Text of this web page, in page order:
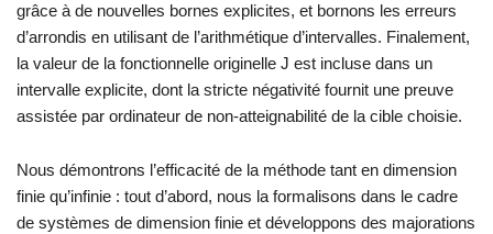
grâce à de nouvelles bornes explicites, et bornons les erreurs
d’arrondis en utilisant de l’arithmétique d’intervalles. Finalement,
la valeur de la fonctionnelle originelle J est incluse dans un
intervalle explicite, dont la stricte négativité fournit une preuve
assistée par ordinateur de non-atteignabilité de la cible choisie.
Nous démontrons l’efficacité de la méthode tant en dimension
finie qu’infinie : tout d’abord, nous la formalisons dans le cadre
de systèmes de dimension finie et développons des majorations